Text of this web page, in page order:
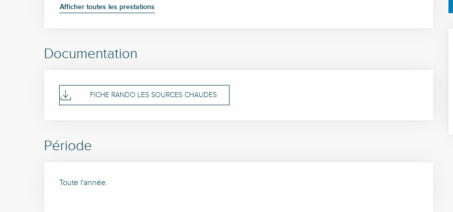
Afficher toutes les prestations
Documentation
FICHE RANDO LES SOURCES CHAUDES
Période
Toute l'année.